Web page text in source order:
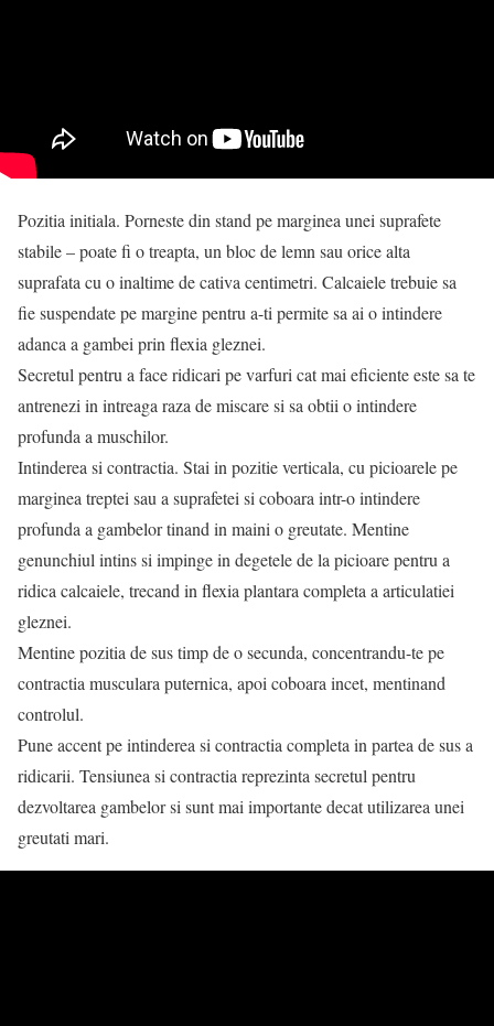
Pozitia initiala. Porneste din stand pe marginea unei suprafete
stabile – poate fi o treapta, un bloc de lemn sau orice alta
suprafata cu o inaltime de cativa centimetri. Calcaiele trebuie sa
fie suspendate pe margine pentru a-ti permite sa ai o intindere
adanca a gambei prin flexia gleznei.
Secretul pentru a face ridicari pe varfuri cat mai eficiente este sa te
antrenezi in intreaga raza de miscare si sa obtii o intindere
profunda a muschilor.
Intinderea si contractia. Stai in pozitie verticala, cu picioarele pe
marginea treptei sau a suprafetei si coboara intr-o intindere
profunda a gambelor tinand in maini o greutate. Mentine
genunchiul intins si impinge in degetele de la picioare pentru a
ridica calcaiele, trecand in flexia plantara completa a articulatiei
gleznei.
Mentine pozitia de sus timp de o secunda, concentrandu-te pe
contractia musculara puternica, apoi coboara incet, mentinand
controlul.
Pune accent pe intinderea si contractia completa in partea de sus a
ridicarii. Tensiunea si contractia reprezinta secretul pentru
dezvoltarea gambelor si sunt mai importante decat utilizarea unei
greutati mari.